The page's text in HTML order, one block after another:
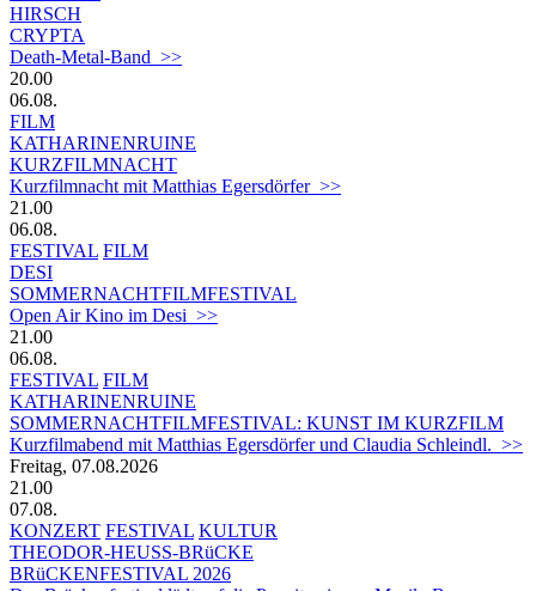
HIRSCH
CRYPTA
Death-Metal-Band >>
20.00
06.08.
FILM
KATHARINENRUINE
KURZFILMNACHT
Kurzfilmnacht mit Matthias Egersdörfer >>
21.00
06.08.
FESTIVAL FILM
DESI
SOMMERNACHTFILMFESTIVAL
Open Air Kino im Desi >>
21.00
06.08.
FESTIVAL FILM
KATHARINENRUINE
SOMMERNACHTFILMFESTIVAL: KUNST IM KURZFILM
Kurzfilmabend mit Matthias Egersdörfer und Claudia Schleindl. >>
Freitag, 07.08.2026
21.00
07.08.
KONZERT FESTIVAL KULTUR
THEODOR-HEUSS-BRüCKE
BRüCKENFESTIVAL 2026